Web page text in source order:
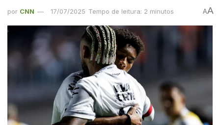
por CNN 17/07/2025 Tempo de leitura: 2 minutos AA